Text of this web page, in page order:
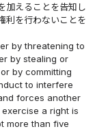
加えることを告知し
利を行わないことを
by threatening to
by stealing or
by committing
to interfere
forces another
a right is
more than five